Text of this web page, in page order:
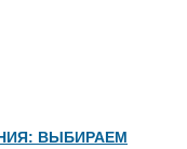
ВЫБИРАЕМ